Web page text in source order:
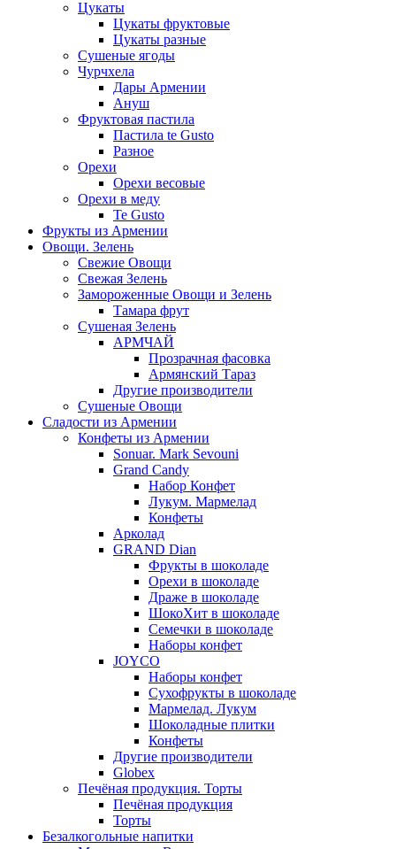
Цукаты
Цукаты фруктовые
Цукаты разные
Сушеные ягоды
Чурчхела
Дары Армении
Ануш
Фруктовая пастила
Пастила te Gusto
Разное
Орехи
Орехи весовые
Орехи в меду
Te Gusto
Фрукты из Армении
Овощи. Зелень
Свежие Овощи
Свежая Зелень
Замороженные Овощи и Зелень
Тамара фрут
Сушеная Зелень
АРМЧАЙ
Прозрачная фасовка
Армянский Тараз
Другие производители
Сушеные Овощи
Сладости из Армении
Конфеты из Армении
Sonuar. Mark Sevouni
Grand Candy
Набор Конфет
Лукум. Мармелад
Конфеты
Арколад
GRAND Dian
Фрукты в шоколаде
Орехи в шоколаде
Драже в шоколаде
ШокоХит в шоколаде
Семечки в шоколаде
Наборы конфет
JOYCO
Наборы конфет
Сухофрукты в шоколаде
Мармелад. Лукум
Шоколадные плитки
Конфеты
Другие производители
Globex
Печёная продукция. Торты
Печёная продукция
Торты
Безалкогольные напитки